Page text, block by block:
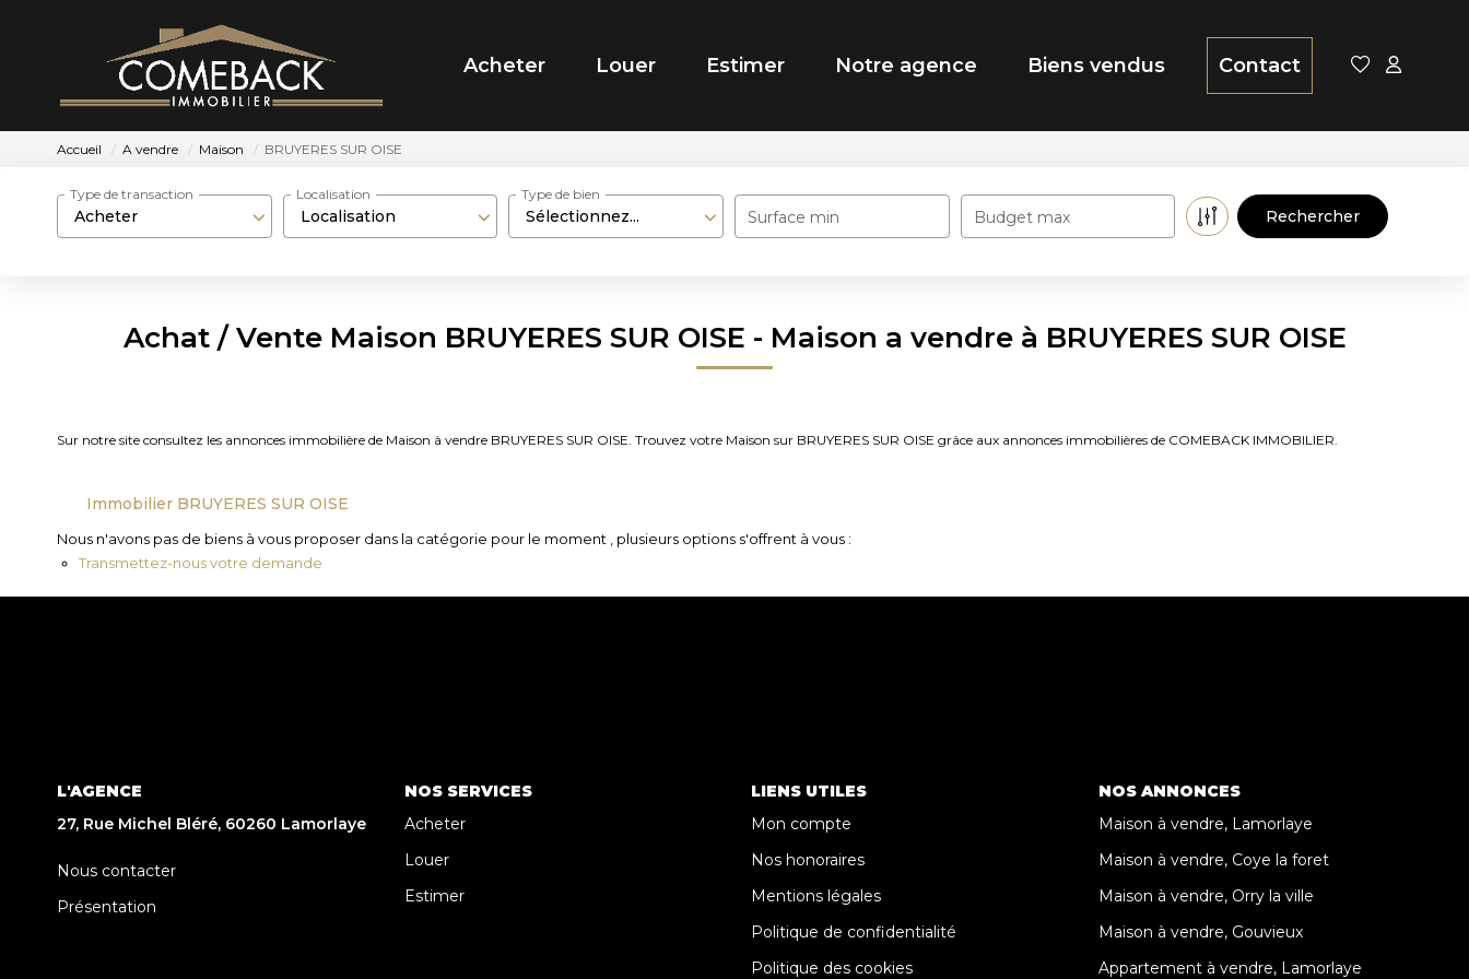
Acheter Louer Estimer Notre agence Biens vendus Contact
Accueil A vendre Maison BRUYERES SUR OISE
Acheter
Type de transaction
Localisation
Localisation
Sélectionnez...
Type de bien
Surface min Budget max
Achat / Vente Maison BRUYERES SUR OISE - Maison a vendre à BRUYERES SUR OISE
Sur notre site consultez les annonces immobilière de Maison à vendre BRUYERES SUR OISE. Trouvez votre Maison sur BRUYERES SUR OISE grâce aux annonces immobilières de COMEBACK IMMOBILIER.
Immobilier BRUYERES SUR OISE
Nous n'avons pas de biens à vous proposer dans la catégorie pour le moment , plusieurs options s'offrent à vous :
Transmettez-nous votre demande
L'AGENCE
27, Rue Michel Bléré, 60260 Lamorlaye
Nous contacter
Présentation
NOS SERVICES
Acheter
Louer
Estimer
LIENS UTILES
Mon compte
Nos honoraires
Mentions légales
Politique de confidentialité
Politique des cookies
NOS ANNONCES
Maison à vendre, Lamorlaye
Maison à vendre, Coye la foret
Maison à vendre, Orry la ville
Maison à vendre, Gouvieux
Appartement à vendre, Lamorlaye